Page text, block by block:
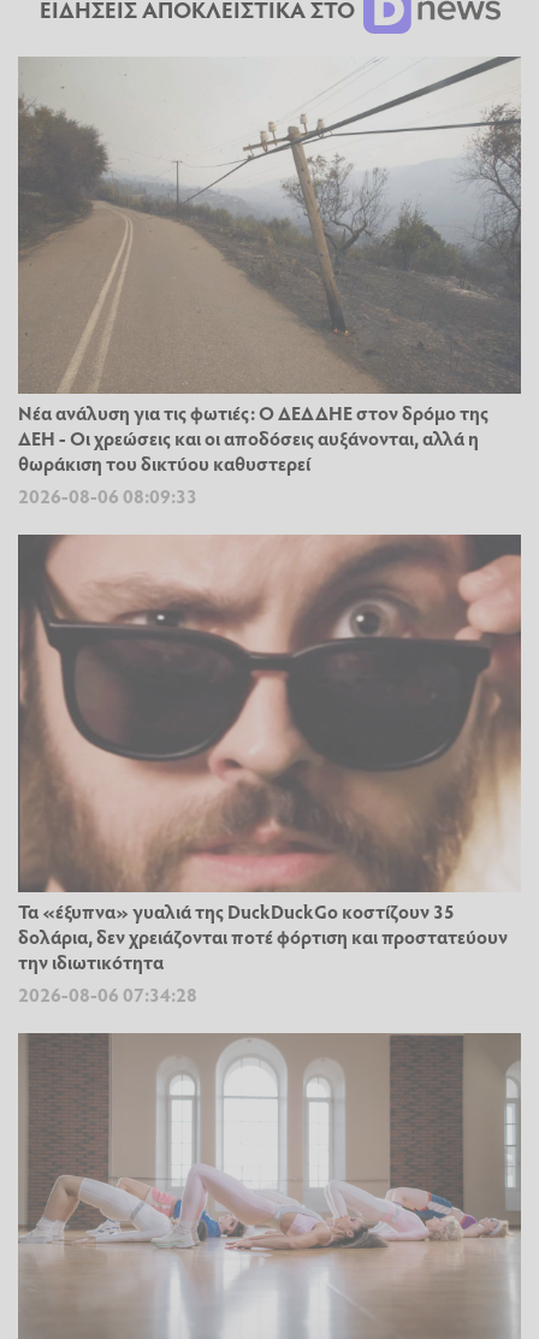
ΕΙΔΗΣΕΙΣ ΑΠΟΚΛΕΙΣΤΙΚΑ ΣΤΟ
Νέα ανάλυση για τις φωτιές: Ο ΔΕΔΔΗΕ στον δρόμο της
ΔΕΗ - Οι χρεώσεις και οι αποδόσεις αυξάνονται, αλλά η
θωράκιση του δικτύου καθυστερεί
2026-08-06 08:09:33
Τα «έξυπνα» γυαλιά της DuckDuckGo κοστίζουν 35
δολάρια, δεν χρειάζονται ποτέ φόρτιση και προστατεύουν
την ιδιωτικότητα
2026-08-06 07:34:28